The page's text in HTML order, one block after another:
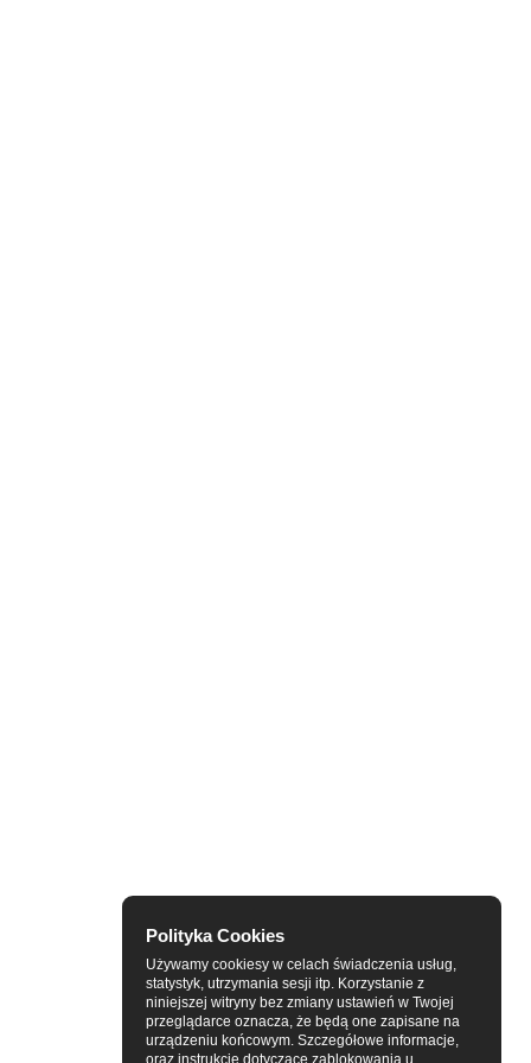
Polityka Cookies
Używamy cookiesy w celach świadczenia usług,
statystyk, utrzymania sesji itp. Korzystanie z
niniejszej witryny bez zmiany ustawień w Twojej
przeglądarce oznacza, że będą one zapisane na
urządzeniu końcowym. Szczegółowe informacje,